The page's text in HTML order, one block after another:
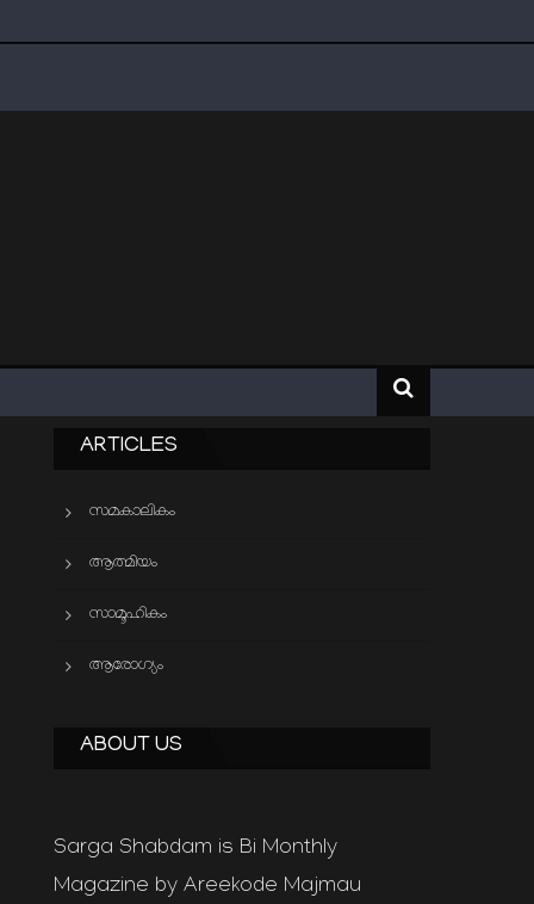
ARTICLES
സമകാലികം
ആത്മിയം
സാമൂഹികം
ആരോഗ്യം
ABOUT US
Sarga Shabdam is Bi Monthly
Magazine by Areekode Majmau